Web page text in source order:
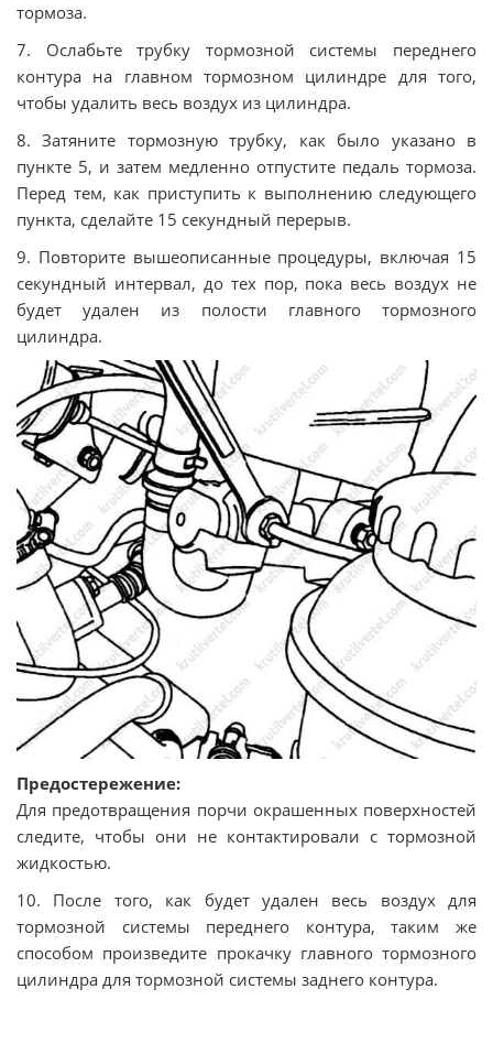
тормоза.
7. Ослабьте трубку тормозной системы переднего
контура на главном тормозном цилиндре для того,
чтобы удалить весь воздух из цилиндра.
8. Затяните тормозную трубку, как было указано в
пункте 5, и затем медленно отпустите педаль тормоза.
Перед тем, как приступить к выполнению следующего
пункта, сделайте 15 секундный перерыв.
9. Повторите вышеописанные процедуры, включая 15
секундный интервал, до тех пор, пока весь воздух не
будет удален из полости главного тормозного
цилиндра.
Предостережение:
Для предотвращения порчи окрашенных поверхностей
следите, чтобы они не контактировали с тормозной
жидкостью.
10. После того, как будет удален весь воздух для
тормозной системы переднего контура, таким же
способом произведите прокачку главного тормозного
цилиндра для тормозной системы заднего контура.